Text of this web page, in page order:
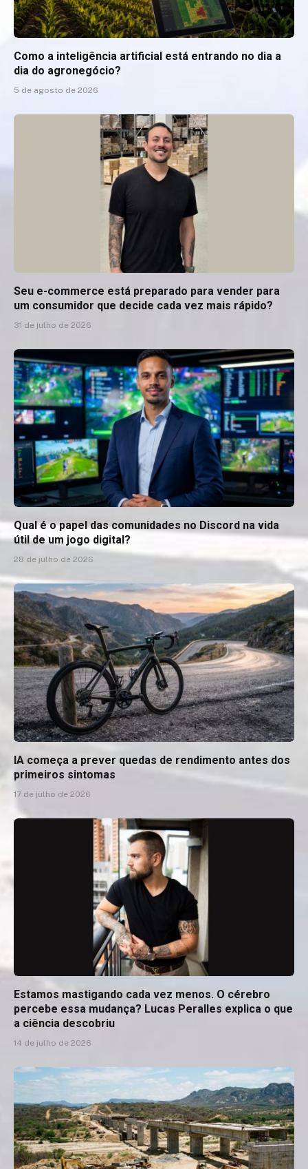
Como a inteligência artificial está entrando no dia a
dia do agronegócio?
5 de agosto de 2026
Seu e-commerce está preparado para vender para
um consumidor que decide cada vez mais rápido?
31 de julho de 2026
Qual é o papel das comunidades no Discord na vida
útil de um jogo digital?
28 de julho de 2026
IA começa a prever quedas de rendimento antes dos
primeiros sintomas
17 de julho de 2026
Estamos mastigando cada vez menos. O cérebro
percebe essa mudança? Lucas Peralles explica o que
a ciência descobriu
14 de julho de 2026